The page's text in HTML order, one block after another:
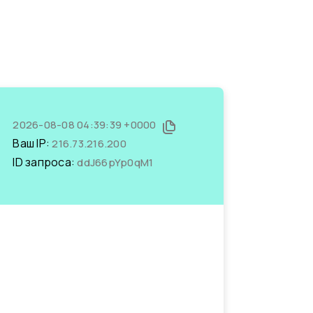
2026-08-08 04:39:39 +0000
Ваш IP:216.73.216.200
ID запроса:ddJ66pYp0qM1